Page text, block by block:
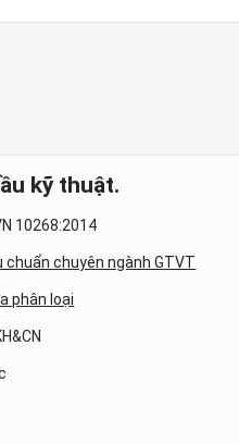
kỹ thuật.
10268:2014
chuẩn chuyên ngành GTVT
phân loại